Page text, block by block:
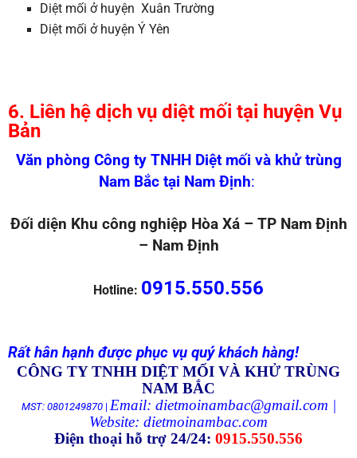
Diệt mối ở huyện Xuân Trường
Diệt mối ở huyện Ý Yên
6. Liên hệ dịch vụ diệt mối tại huyện Vụ
Bản
Văn phòng Công ty TNHH Diệt mối và khử trùng
Nam Bắc tại Nam Định:
Đối diện Khu công nghiệp Hòa Xá – TP Nam Định
– Nam Định
Hotline: 0915.550.556
Rất hân hạnh được phục vụ quý khách hàng!
CÔNG TY TNHH DIỆT MỐI VÀ KHỬ TRÙNG
NAM BẮC
MST: 0801249870| Email: dietmoinambac@gmail.com |
Website: dietmoinambac.com
Điện thoại hỗ trợ 24/24: 0915.550.556